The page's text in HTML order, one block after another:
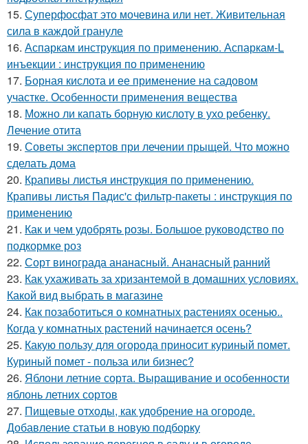
15. Суперфосфат это мочевина или нет. Живительная
сила в каждой грануле
16. Аспаркам инструкция по применению. Аспаркам-L
инъекции : инструкция по применению
17. Борная кислота и ее применение на садовом
участке. Особенности применения вещества
18. Можно ли капать борную кислоту в ухо ребенку.
Лечение отита
19. Советы экспертов при лечении прыщей. Что можно
сделать дома
20. Крапивы листья инструкция по применению.
Крапивы листья Падис'с фильтр-пакеты : инструкция по
применению
21. Как и чем удобрять розы. Большое руководство по
подкормке роз
22. Сорт винограда ананасный. Ананасный ранний
23. Как ухаживать за хризантемой в домашних условиях.
Какой вид выбрать в магазине
24. Как позаботиться о комнатных растениях осенью..
Когда у комнатных растений начинается осень?
25. Какую пользу для огорода приносит куриный помет.
Куриный помет - польза или бизнес?
26. Яблони летние сорта. Выращивание и особенности
яблонь летних сортов
27. Пищевые отходы, как удобрение на огороде.
Добавление статьи в новую подборку